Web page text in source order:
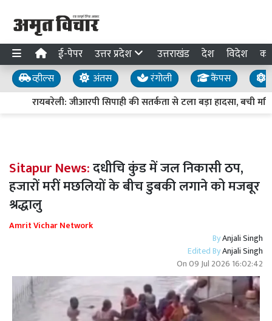
ई-पेपर उत्तर प्रदेश उत्तराखंड देश विदेश
व्हील्स अंतस रंगोली कैंपस
रायबरेली: जीआरपी सिपाही की सतर्कता से टला बड़ा हादसा, बची
Sitapur News:दधीचि कुंड में जल निकासी ठप,
हजारों मरीं मछलियों के बीच डुबकी लगाने को मजबूर
श्रद्धालु
Amrit Vichar Network
ByAnjali Singh
Edited ByAnjali Singh
On09 Jul 2026 16:02:42